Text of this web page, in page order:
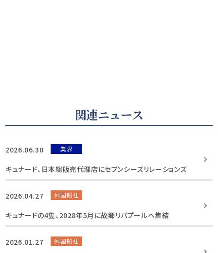
関連ニュース
2026.06.30 業界
キュナード、日本総販売代理店にセブンシーズリレーションズ
2026.04.27 外国船社
キュナードの4隻、2028年5月に故郷リバプールへ集結
2026.01.27 外国船社